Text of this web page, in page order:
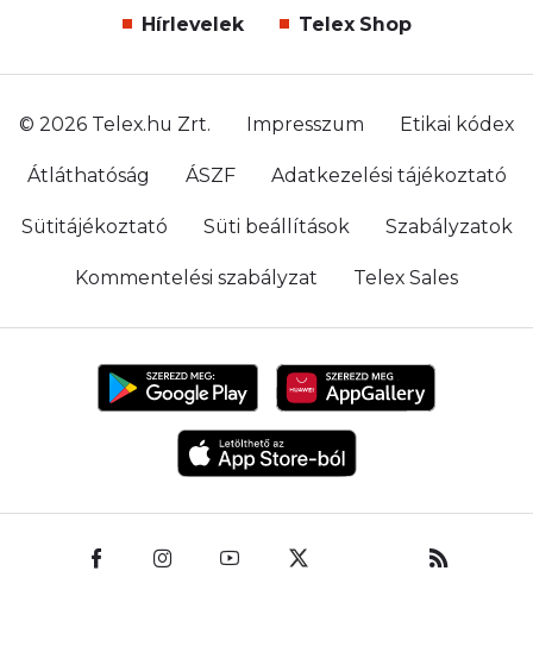
Hírlevelek Telex Shop
© 2026 Telex.hu Zrt. Impresszum Etikai kódex
Átláthatóság ÁSZF Adatkezelési tájékoztató
Sütitájékoztató Süti beállítások Szabályzatok
Kommentelési szabályzat Telex Sales